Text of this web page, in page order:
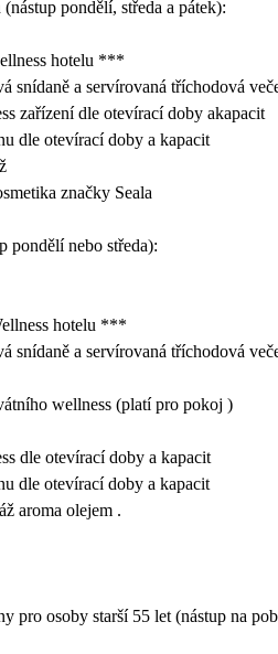
pondělí, středa a pátek):
hotelu ***
snídaně a servírovaná tříchodová
zařízení dle otevírací doby akapacit
dle otevírací doby a kapacit
značky Seala
pondělí nebo středa):
hotelu ***
snídaně a servírovaná tříchodová
wellness (platí pro pokoj )
dle otevírací doby a kapacit
dle otevírací doby a kapacit
aroma olejem .
pro osoby starší 55 let (nástup na